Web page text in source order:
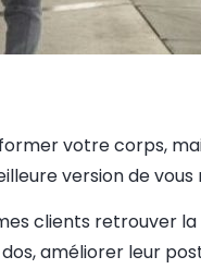
votre corps,
version de vous
clients retrouver
améliorer leur